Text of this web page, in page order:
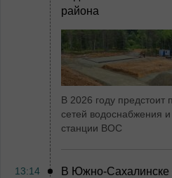
района
В 2026 году предстоит
сетей водоснабжения
станции ВОС
13:14
В Южно-Сахалинске